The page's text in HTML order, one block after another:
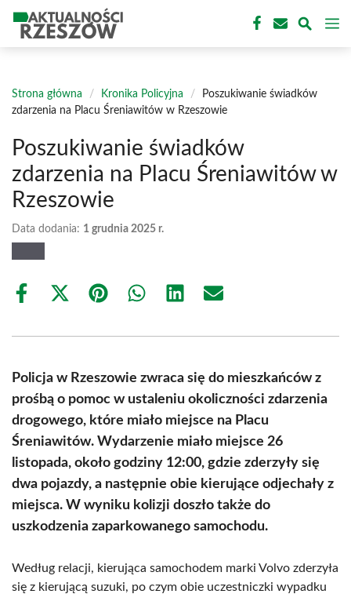
treści
Strona główna / Kronika Policyjna /
Poszukiwanie świadków
zdarzenia na Placu Śreniawitów w Rzeszowie
Poszukiwanie świadków
zdarzenia na Placu Śreniawitów w
Rzeszowie
Data dodania: 1 grudnia 2025 r.
Share
Share
(Twitter)
Share Share Share Share
Policja w Rzeszowie zwraca się do mieszkańców z
prośbą o pomoc w ustaleniu okoliczności zdarzenia
drogowego, które miało miejsce na Placu
Śreniawitów. Wydarzenie miało miejsce 26
listopada, około godziny 12:00, gdzie zderzyły się
dwa pojazdy, a następnie obie kierujące odjechały z
miejsca. W wyniku kolizji doszło także do
uszkodzenia zaparkowanego samochodu.
Według relacji, kierująca samochodem marki Volvo zderzyła
się z kierującą suzuki, po czym obie uczestniczki wypadku